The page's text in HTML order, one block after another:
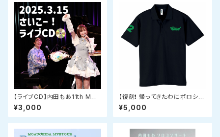
【ライブCD】内田もあ11th Me
morial Live『もあもあとみんな
の さいこー！ライブ』
¥3,000
【復刻❗️ 帰ってきたわにポロシャ
ツ】 オリジナルデザインドライポ
ロシャツ ブラック
¥5,000